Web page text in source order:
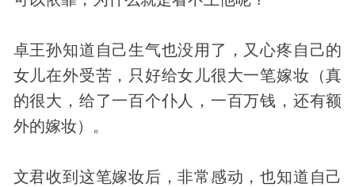
卓王孙知道自己生气也没用了，又心疼自己的
女儿在外受苦，只好给女儿很大一笔嫁妆（真
的很大，给了一百个仆人，一百万钱，还有额
外的嫁妆）。
文君收到这笔嫁妆后，非常感动，也知道自己